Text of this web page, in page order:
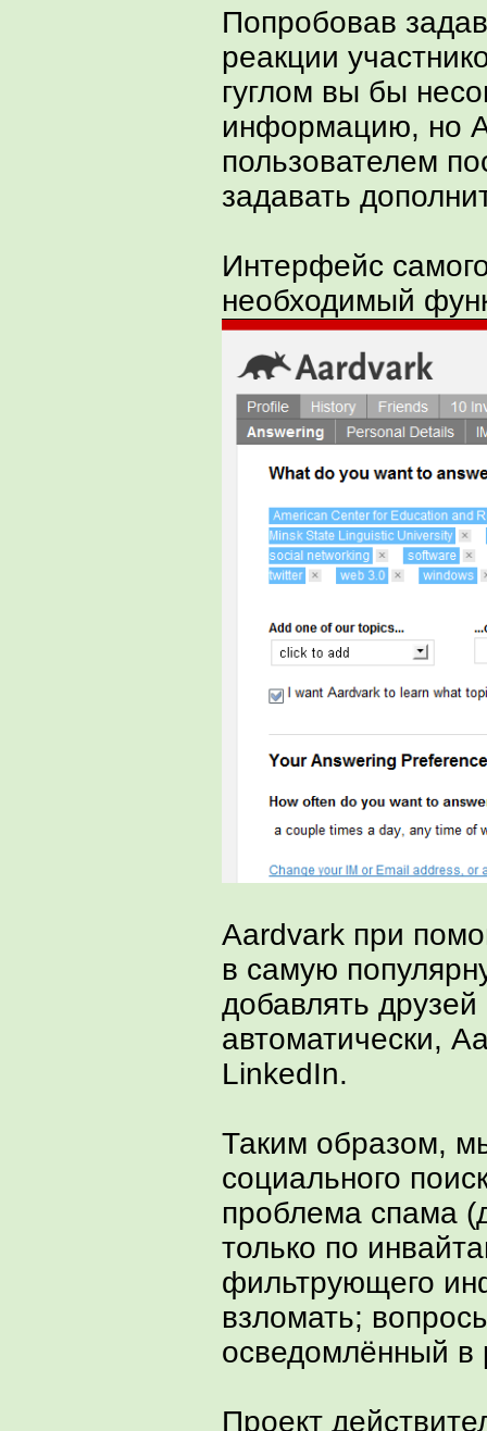
Попробовав
реакции
гуглом вы бы
информацию, но
пользователем
задавать
Интерфейс
необходимый
Aardvark при
в самую
добавлять
автоматически,
LinkedIn.
Таким образом,
социального
проблема спама
только по
фильтрующего
взломать;
осведомлённый в
Проект